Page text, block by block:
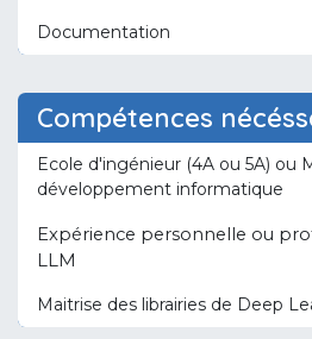
Documentation
Compétences
Ecole d'ingénieur (4A ou 5A) ou
développement informatique
Expérience personnelle ou
LLM
Maitrise des librairies de Deep